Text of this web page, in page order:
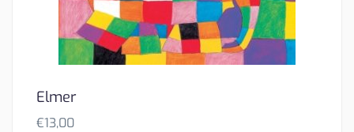
Elmer
€13,00